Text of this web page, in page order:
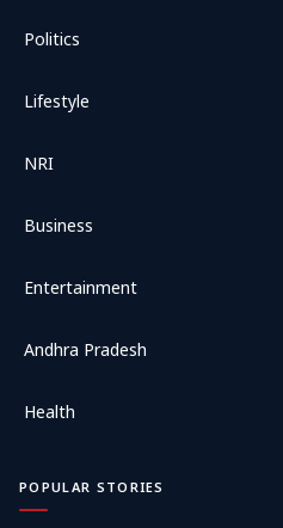
Politics
Lifestyle
NRI
Business
Entertainment
Andhra Pradesh
Health
POPULAR STORIES